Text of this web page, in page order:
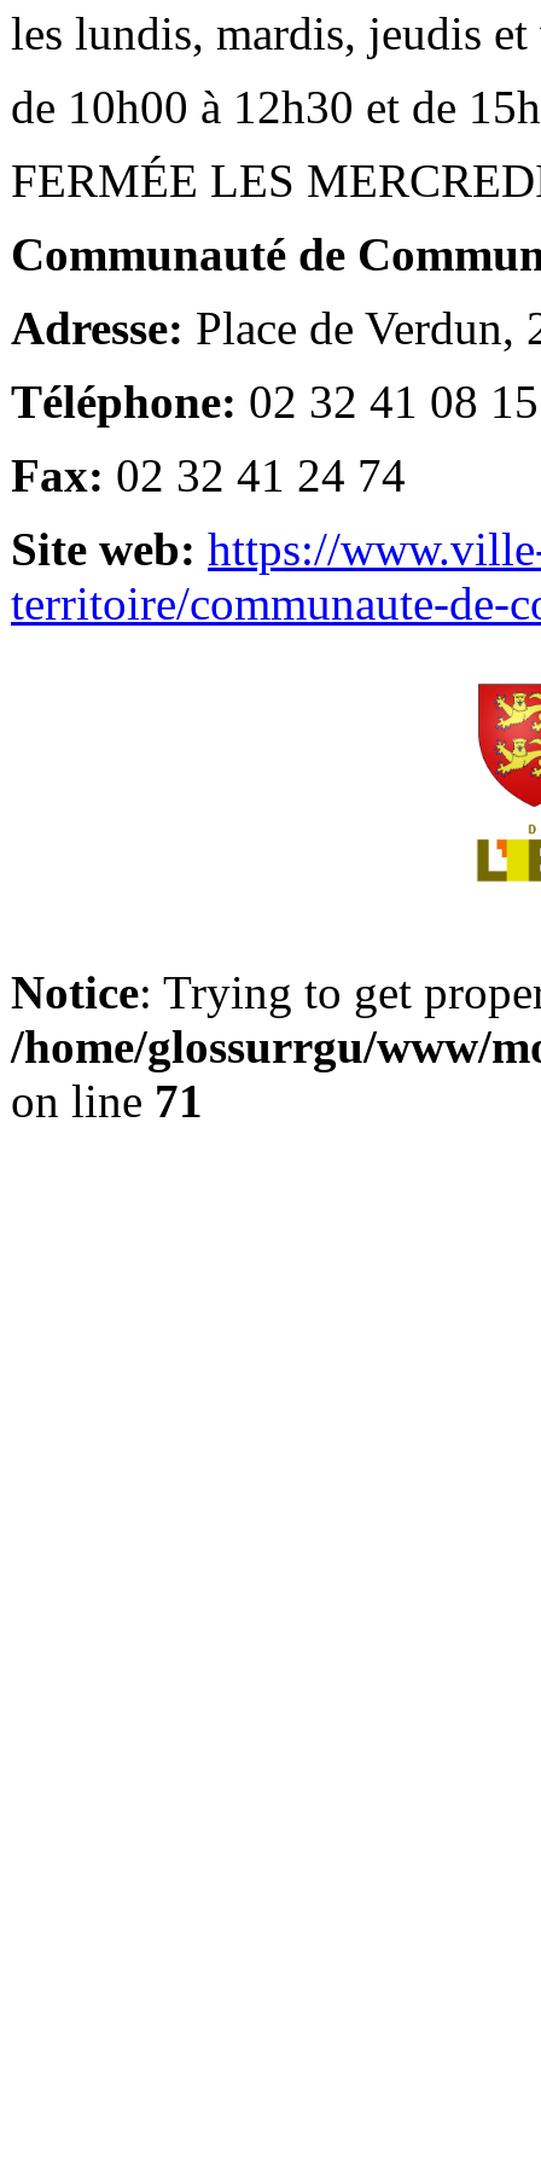
les lundis, mardis, jeudis et
de 10h00 à 12h30 et de
FERMÉE LES
Communauté de
Adresse: Place de Verdun,
Téléphone: 02 32 41 08 15
Fax: 02 32 41 24 74
Site web: https://
territoire/communaute-de-
Notice: Trying to get
/home/glossurrgu/www/
on line 71